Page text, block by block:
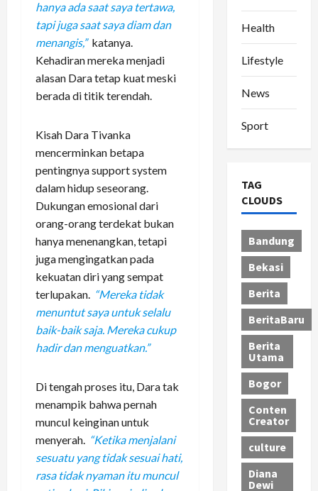
hanya ada saat saya tertawa,
tapi juga saat saya diam dan
menangis,” katanya.
Kehadiran mereka menjadi
alasan Dara tetap kuat meski
berada di titik terendah.
Kisah Dara Tivanka
mencerminkan betapa
pentingnya support system
dalam hidup seseorang.
Dukungan emosional dari
orang-orang terdekat bukan
hanya menenangkan, tetapi
juga mengingatkan pada
kekuatan diri yang sempat
terlupakan. “Mereka tidak
menuntut saya untuk selalu
baik-baik saja. Mereka cukup
hadir dan menguatkan.”
Di tengah proses itu, Dara tak
menampik bahwa pernah
muncul keinginan untuk
menyerah. “Ketika menjalani
sesuatu yang tidak sesuai hati,
rasa tidak nyaman itu muncul
Health
Lifestyle
News
Sport
TAG
CLOUDS
Bandung
Bekasi
Berita
BeritaBaru
Berita
Utama
Bogor
Conten
Creator
culture
Diana
Dewi